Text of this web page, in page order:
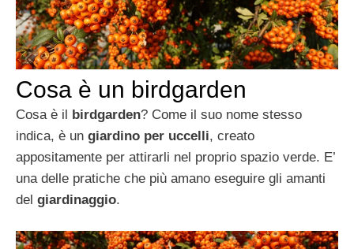
Cosa è un birdgarden
Cosa è il birdgarden? Come il suo nome stesso
indica, è un giardino per uccelli, creato
appositamente per attirarli nel proprio spazio verde. E’
una delle pratiche che più amano eseguire gli amanti
del giardinaggio.